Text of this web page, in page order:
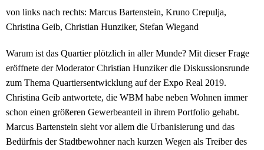
von links nach rechts: Marcus Bartenstein, Kruno Crepulja,
Christina Geib, Christian Hunziker, Stefan Wiegand
Warum ist das Quartier plötzlich in aller Munde? Mit dieser Frage
eröffnete der Moderator Christian Hunziker die Diskussionsrunde
zum Thema Quartiersentwicklung auf der Expo Real 2019.
Christina Geib antwortete, die WBM habe neben Wohnen immer
schon einen größeren Gewerbeanteil in ihrem Portfolio gehabt.
Marcus Bartenstein sieht vor allem die Urbanisierung und das
Bedürfnis der Stadtbewohner nach kurzen Wegen als Treiber des